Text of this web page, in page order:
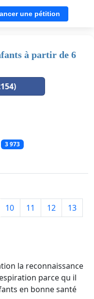
une pétition
à partir de 6
3 973
10 11 12
13
la reconnaissance
parce qu il
en bonne santé